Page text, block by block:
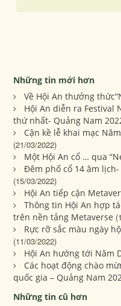
Những tin mới hơn
Về Hội An thưởng
Hội An diễn ra Festival
thứ nhất- Quảng Nam
Cận kề lễ khai mạc
(21/03/2022)
Một Hội An cổ … qua
Đêm phố cổ 14 âm
(15/03/2022)
Hội An tiếp cận
Thông tin Hội An hợp
trên nền tảng Metaverse
Rực rỡ sắc màu ngày
(11/03/2022)
Hội An hướng tới Năm
Các hoạt động chào
quốc gia – Quảng Nam
Những tin cũ hơn